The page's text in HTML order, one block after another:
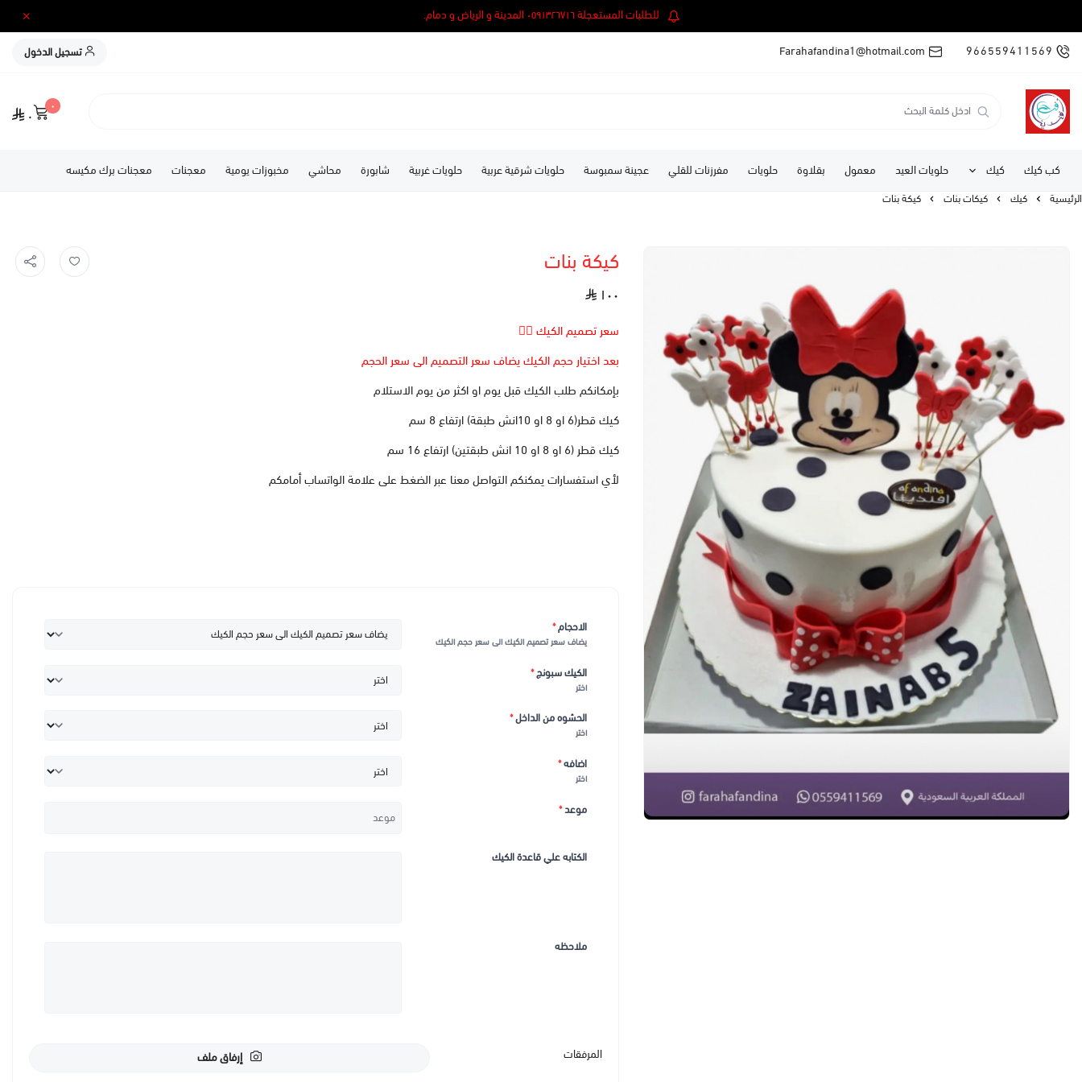
للطلبات المستعجلة ٠٥٩١٣٢٦٧١٦ المدينة و الرياض و دمام.
966559411569
Farahafandina1@hotmail.com تسجيل الدخول
٠
٠
كب كيك كيك حلويات العيد معمول بقلاوة حلويات مفرزنات للقلي عجينة سمبوسة حلويات شرقية عربية حلويات غربية شابورة محاشي مخبوزات يومية معجنات معجنات برك مكيسه
الرئيسية كيك كيكات بنات كيكة بنات
كيكة بنات
١٠٠
سعر تصميم الكيك 👆🏻
بعد اختيار حجم الكيك يضاف سعر التصميم الى سعر الحجم
بإمكانكم طلب الكيك قبل يوم او اكثر من يوم الاستلام
كيك قطر(6 او 8 او 10انش طبقة) ارتفاع 8 سم
كيك قطر (6 او 8 او 10 انش طبقتين) ارتفاع 16 سم
لأي استفسارات يمكنكم التواصل معنا عبر الضغط على علامة الواتساب أمامكم
الاحجام*
يضاف سعر تصميم الكيك الى سعر حجم الكيك
الكيك سبونج*
اختر
الحشوه من الداخل*
اختر
اضافه*
اختر
موعد*
الكتابه علي قاعدة الكيك
ملاحظه
المرفقات إرفاق ملف